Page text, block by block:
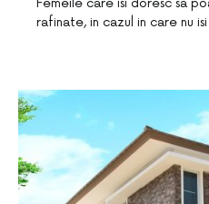
Femeile care isi doresc sa
rafinate, in cazul in care nu